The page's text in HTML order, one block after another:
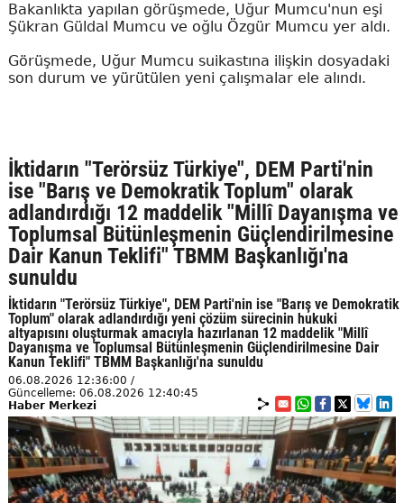
Bakanlıkta yapılan görüşmede, Uğur Mumcu'nun eşi
Şükran Güldal Mumcu ve oğlu Özgür Mumcu yer aldı.
Görüşmede, Uğur Mumcu suikastına ilişkin dosyadaki
son durum ve yürütülen yeni çalışmalar ele alındı.
İktidarın "Terörsüz Türkiye", DEM Parti'nin
ise "Barış ve Demokratik Toplum" olarak
adlandırdığı 12 maddelik "Millî Dayanışma ve
Toplumsal Bütünleşmenin Güçlendirilmesine
Dair Kanun Teklifi" TBMM Başkanlığı'na
sunuldu
İktidarın "Terörsüz Türkiye", DEM Parti'nin ise "Barış ve Demokratik
Toplum" olarak adlandırdığı yeni çözüm sürecinin hukuki
altyapısını oluşturmak amacıyla hazırlanan 12 maddelik "Millî
Dayanışma ve Toplumsal Bütünleşmenin Güçlendirilmesine Dair
Kanun Teklifi" TBMM Başkanlığı'na sunuldu
06.08.2026 12:36:00 /
Güncelleme: 06.08.2026 12:40:45
Haber Merkezi